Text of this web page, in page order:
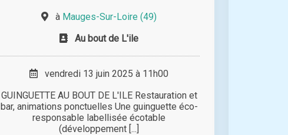
à Mauges-Sur-Loire (49)
Au bout de L'ile
vendredi 13 juin 2025 à 11h00
GUINGUETTE AU BOUT DE L'ILE Restauration et
bar, animations ponctuelles Une guinguette éco-
responsable labellisée écotable
(développement [...]